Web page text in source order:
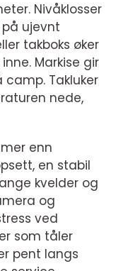
Nivåklosser
ujevnt
takboks øker
Markise gir
Takluker
nede,
enn
en stabil
kvelder og
og
ved
som tåler
pent langs